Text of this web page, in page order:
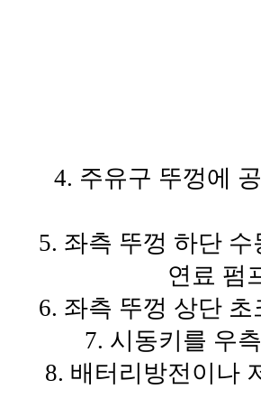
4. 주유구 뚜껑에
5. 좌측 뚜껑 하단
연료 펌
6. 좌측 뚜껑 상단
7. 시동키를 우
8. 배터리방전이나